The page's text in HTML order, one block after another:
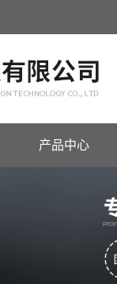
产品中心